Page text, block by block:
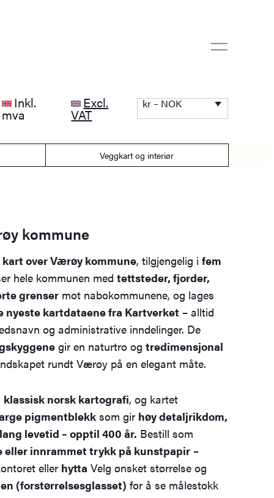
Inkl.
mva
Excl.
VAT
kr – NOK
Veggkart og interiør
kommune
over Værøy kommune, tilgjengelig i fem
hele kommunen med tettsteder, fjorder,
grensermot nabokommunene, og lages
nyeste kartdataene fra Kartverket– alltid
og administrative inndelinger. De
gir en naturtro og tredimensjonal
rundt Værøy på en elegant måte.
klassisk norsk kartografi, og kartet
pigmentblekksom gir høy detaljrikdom,
levetid – opptil 400 år. Bestill som
eller innrammet trykk på kunstpapir–
eller hytta Velg ønsket størrelse og
(forstørrelsesglasset) for å se målestokk